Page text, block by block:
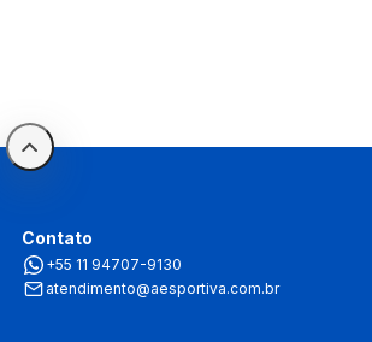
Contato
+55 11 94707-9130
atendimento@aesportiva.com.br